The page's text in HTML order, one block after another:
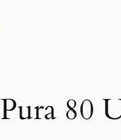
Pura 80